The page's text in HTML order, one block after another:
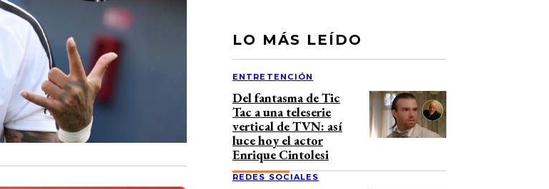
LO MÁS LEÍDO
ENTRETENCIÓN
Del fantasma de Tic
Tac a una teleserie
vertical de TVN: así
luce hoy el actor
Enrique Cintolesi
REDES SOCIALES